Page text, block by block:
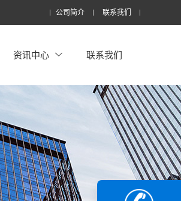
公司简介 联系我们
资讯中心 联系我们